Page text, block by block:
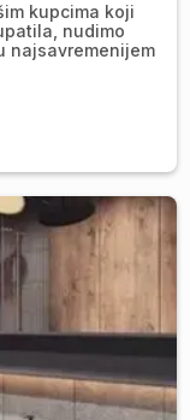
kupcima koji
nudimo
najsavremenijem